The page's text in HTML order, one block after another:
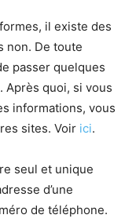
il existe des
non. De toute
passer quelques
Après quoi, si vous
informations, vous
sites. Voir ici.
seul et unique
d’une
de téléphone.